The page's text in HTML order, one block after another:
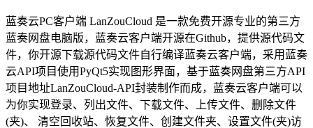
蓝奏云PC客户端 LanZouCloud 是一款免费开源专业的第三方
蓝奏网盘电脑版，蓝奏云客户端开源在Github，提供源代码文
件，你开源下载源代码文件自行编译蓝奏云客户端，采用蓝奏
云API项目使用PyQt5实现图形界面，基于蓝奏网盘第三方API
项目地址LanZouCloud-API封装制作而成，蓝奏云客户端可以
为你实现登录、列出文件、下载文件、上传文件、删除文件
(夹)、 清空回收站、恢复文件、创建文件夹、设置文件(夹)访